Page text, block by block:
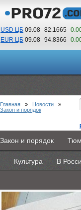
USD ЦБ 09.08 82.1665
EUR ЦБ 09.08 94.8366
07
По
Главная Новости
Каталоги 9PS
Закон и порядок
Культура В
Главная » Новости »
Закон и порядок
24-летний
совершил кражу